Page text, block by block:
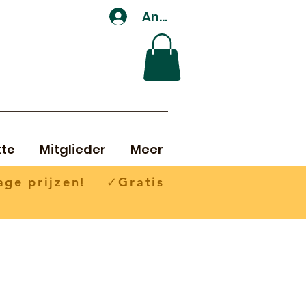
Anmelden
Mitglieder Meer
prijzen! ✓Gratis